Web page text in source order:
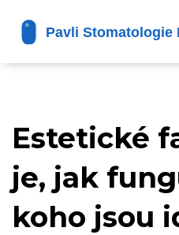
Estetické
je, jak
koho jsou